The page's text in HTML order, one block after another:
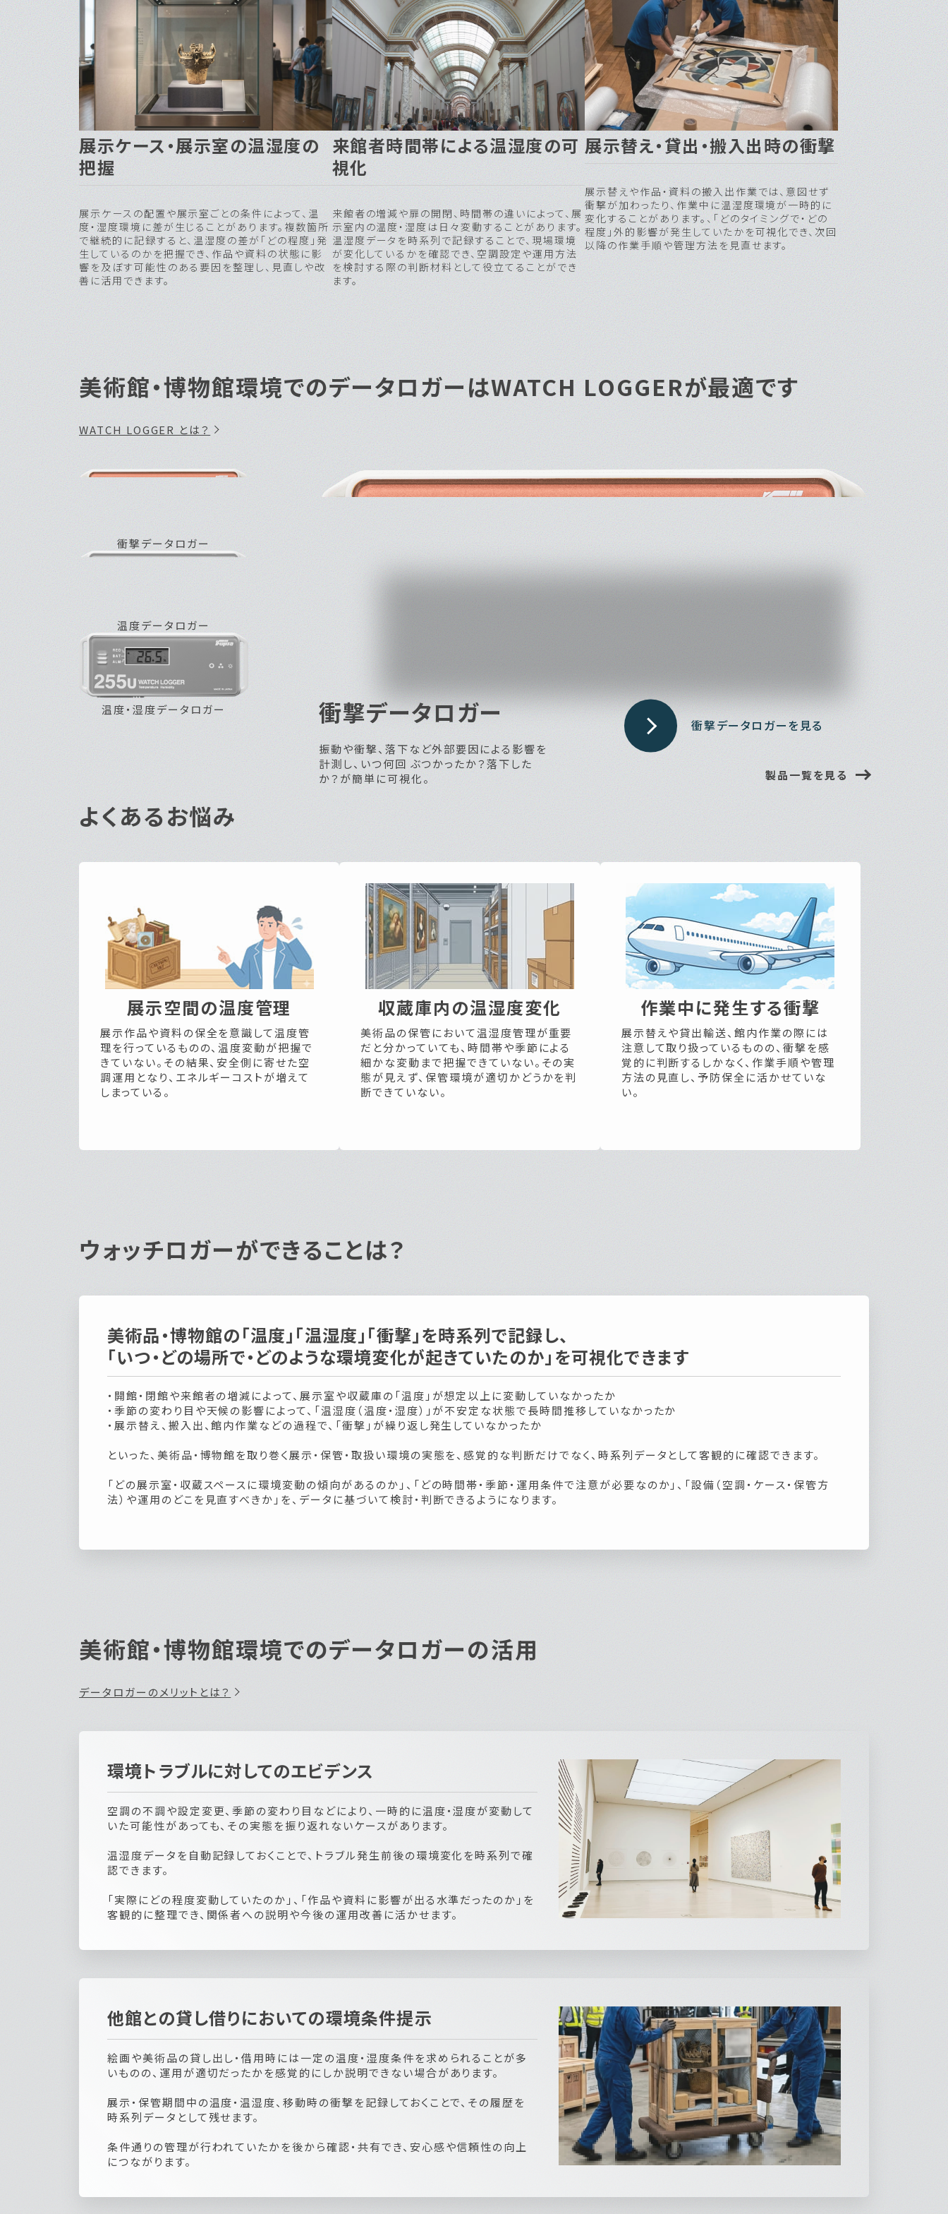
展示ケース・展示室の温湿度の
把握
展示ケースの配置や展示室ごとの条件によって、温
度・湿度環境に差が生じることがあります。複数箇所
で継続的に記録すると、温湿度の差が「どの程度」発
生しているのかを把握でき、作品や資料の状態に影
響を及ぼす可能性のある要因を整理し、見直しや改
善に活用できます。
来館者時間帯による温湿度の可
視化
来館者の増減や扉の開閉、時間帯の違いによって、展
示室内の温度・湿度は日々変動することがあります。
温湿度データを時系列で記録することで、現場環境
が変化しているかを確認でき、空調設定や運用方法
を検討する際の判断材料として役立てることができ
ます。
展示替え・貸出・搬入出時の衝撃
展示替えや作品・資料の搬入出作業では、意図せず
衝撃が加わったり、作業中に温湿度環境が一時的に
変化することがあります。、「どのタイミングで・どの
程度」外的影響が発生していたかを可視化でき、次回
以降の作業手順や管理方法を見直せます。
美術館・博物館環境でのデータロガーはWATCH LOGGERが最適です
WATCH LOGGER とは？
衝撃データロガー
温度データロガー
温度・湿度データロガー 衝撃データロガー
振動や衝撃、落下など外部要因による影響を
か？が簡単に可視化。
衝撃データロガーを見る
温度データロガー
NFCだから測定開始設定もデータ読み取りも
本体を読取リーダーに置くだけ。さらにスマホ
やタブレットをリーダーとして使え、近接通信
のため非常に高いセキュリティを持っていま
温度データロガーを見る
製品一覧を見る
温度・湿度データロ
ガー
PCとロガーをUSBで繋ぐだけで簡単
に記録を開始できます。使いやすさと多
する様々な分野で広く愛用されていま
温度・湿度データロガーを見る
製品一覧を見る
よくあるお悩み
展示空間の温度管理
展示作品や資料の保全を意識して温度管
理を行っているものの、温度変動が把握で
きていない。その結果、安全側に寄せた空
調運用となり、エネルギーコストが増えて
しまっている。
収蔵庫内の温湿度変化
美術品の保管において温湿度管理が重要
だと分かっていても、時間帯や季節による
細かな変動まで把握できていない。その実
態が見えず、保管環境が適切かどうかを判
断できていない。
作業中に発生する衝撃
展示替えや貸出輸送、館内作業の際には
注意して取り扱っているものの、衝撃を感
覚的に判断するしかなく、作業手順や管理
方法の見直し、予防保全に活かせていな
い。
ウォッチロガーができることは？
美術品・博物館の「温度」「温湿度」「衝撃」を時系列で記録し、
「いつ・どの場所で・どのような環境変化が起きていたのか」を可視化できます
・開館・閉館や来館者の増減によって、展示室や収蔵庫の「温度」が想定以上に変動していなかったか
・季節の変わり目や天候の影響によって、「温湿度（温度・湿度）」が不安定な状態で長時間推移していなかったか
・展示替え、搬入出、館内作業などの過程で、「衝撃」が繰り返し発生していなかったか
といった、美術品・博物館を取り巻く展示・保管・取扱い環境の実態を、感覚的な判断だけでなく、時系列データとして客観的に確認できます。
「どの展示室・収蔵スペースに環境変動の傾向があるのか」、「どの時間帯・季節・運用条件で注意が必要なのか」、「設備（空調・ケース・保管方
法）や運用のどこを見直すべきか」を、データに基づいて検討・判断できるようになります。
美術館・博物館環境でのデータロガーの活用
データロガーのメリットとは？
環境トラブルに対してのエビデンス
空調の不調や設定変更、季節の変わり目などにより、一時的に温度・湿度が変動して
いた可能性があっても、その実態を振り返れないケースがあります。
温湿度データを自動記録しておくことで、トラブル発生前後の環境変化を時系列で確
認できます。
「実際にどの程度変動していたのか」、「作品や資料に影響が出る水準だったのか」を
客観的に整理でき、関係者への説明や今後の運用改善に活かせます。
他館との貸し借りにおいての環境条件提示
絵画や美術品の貸し出し・借用時には一定の温度・湿度条件を求められることが多
いものの、運用が適切だったかを感覚的にしか説明できない場合があります。
展示・保管期間中の温度・温湿度、移動時の衝撃を記録しておくことで、その履歴を
時系列データとして残せます。
条件通りの管理が行われていたかを後から確認・共有でき、安心感や信頼性の向上
につながります。